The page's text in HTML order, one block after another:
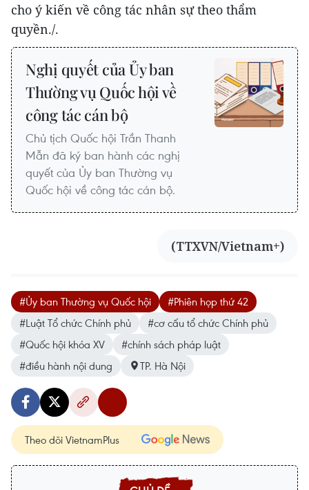
cho ý kiến về công tác nhân sự theo thẩm
quyền./.
Nghị quyết của Ủy ban
Thường vụ Quốc hội về
công tác cán bộ
Chủ tịch Quốc hội Trần Thanh
Mẫn đã ký ban hành các nghị
quyết của Ủy ban Thường vụ
Quốc hội về công tác cán bộ.
(TTXVN/Vietnam+)
#Ủy ban Thường vụ Quốc hội
#Phiên họp thứ 42
#Luật Tổ chức Chính phủ
#cơ cấu tổ chức Chính phủ
#Quốc hội khóa XV
#chính sách pháp luật
#điều hành nội dung
TP. Hà Nội
Theo dõi VietnamPlus